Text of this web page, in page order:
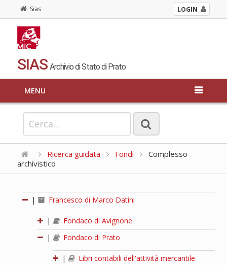
Sias LOGIN
SIAS Archivio di Stato di Prato
MENU
Ricerca guidata Fondi
Complesso
archivistico
| Francesco di Marco Datini
|
Fondaco di Avignone
|
Fondaco di Prato
|
Libri contabili dell'attività mercantile